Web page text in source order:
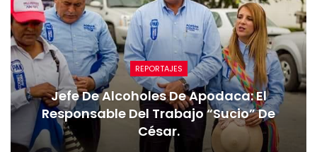
REPORTAJES
Jefe De Alcoholes De Apodaca: El
Responsable Del Trabajo “sucio” De
César.